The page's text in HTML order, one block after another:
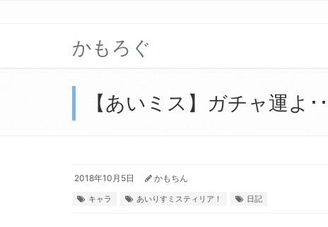
かもろぐ
【あいミス】ガチャ運よ･
2018年10月5日 かもちん
キャラ あいりすミスティリア！ 日記